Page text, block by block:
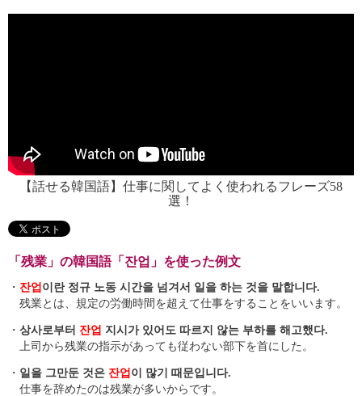
【話せる韓国語】仕事に関してよく使われるフレーズ58
選！
「残業」の韓国語「잔업」を使った例文
・ 잔업 이란 정규 노동 시간을 넘겨서 일을 하는 것을 말합니다.
残業とは、規定の労働時間を超えて仕事をすることをいいます。
・ 상사로부터 잔업 지시가 있어도 따르지 않는 부하를 해고했다.
上司から残業の指示があっても従わない部下を首にした。
・ 일을 그만둔 것은 잔업 이 많기 때문입니다.
仕事を辞めたのは残業が多いからです。